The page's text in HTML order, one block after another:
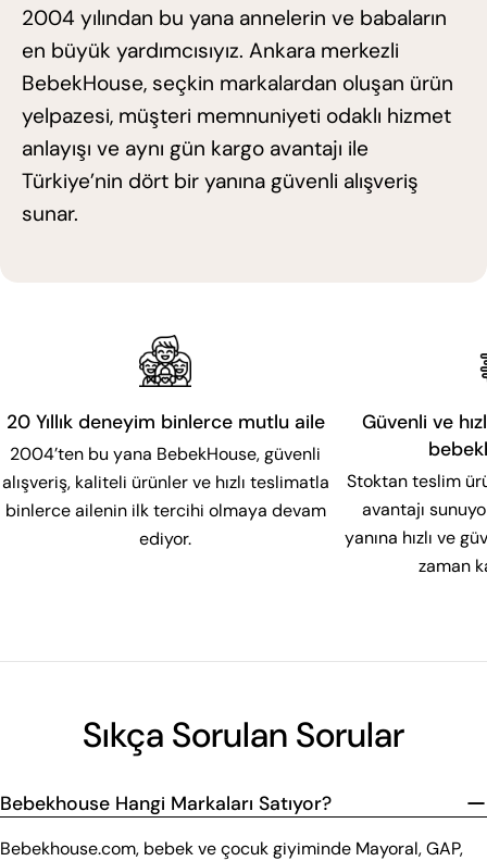
2004 yılından bu yana annelerin ve babaların
en büyük yardımcısıyız. Ankara merkezli
BebekHouse, seçkin markalardan oluşan ürün
yelpazesi, müşteri memnuniyeti odaklı hizmet
anlayışı ve aynı gün kargo avantajı ile
Türkiye’nin dört bir yanına güvenli alışveriş
sunar.
20 Yıllık deneyim binlerce mutlu aile
2004’ten bu yana BebekHouse, güvenli
alışveriş, kaliteli ürünler ve hızlı teslimatla
binlerce ailenin ilk tercihi olmaya devam
ediyor.
Güvenli ve
Stoktan teslim
avantajı
yanına hızlı ve
zaman
Sıkça Sorulan Sorular
Bebekhouse Hangi Markaları Satıyor?
Bebekhouse.com, bebek ve çocuk giyiminde Mayoral, GAP,